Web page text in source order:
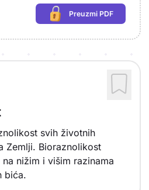
Preuzmi PDF
(potrebna prijava)
svih životnih
Zemlji. Bioraznolikost
nižim i višim razinama
bića.